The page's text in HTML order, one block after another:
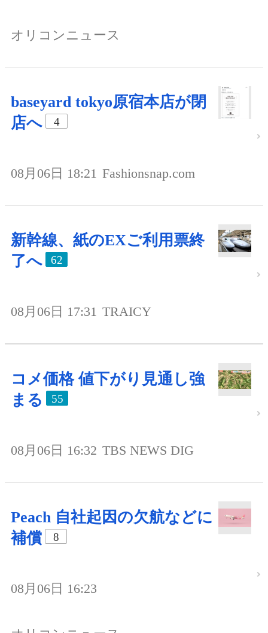
オリコンニュース
baseyard tokyo原宿本店が閉
店へ
4
08月06日 18:21 Fashionsnap.com
新幹線、紙のEXご利用票終
了へ
62
08月06日 17:31 TRAICY
コメ価格 値下がり見通し強
まる
55
08月06日 16:32 TBS NEWS DIG
Peach 自社起因の欠航などに
補償
8
08月06日 16:23